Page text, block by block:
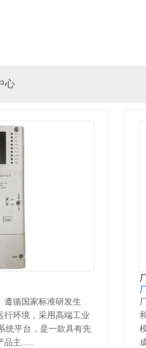
心
遵循国家标准研发生
行环境，采用高端工业
统平台，是一款具有先
品主